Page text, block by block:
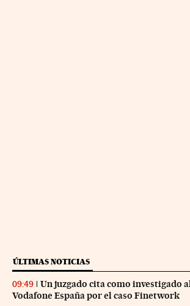
ÚLTIMAS NOTICIAS
09:49
Un juzgado cita como investigado
Vodafone España por el caso Finetwork